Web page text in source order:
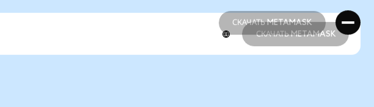
СКАЧАТЬ METAMASK
СКАЧАТЬ METAMASK
СКАЧАТЬ METAMASK